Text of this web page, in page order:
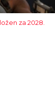
za 2028.